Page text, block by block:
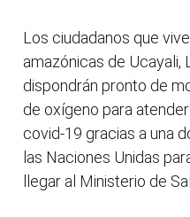
Los ciudadanos que
amazónicas de Ucayali,
dispondrán pronto de
de oxígeno para
covid-19 gracias a una
las Naciones Unidas
llegar al Ministerio de